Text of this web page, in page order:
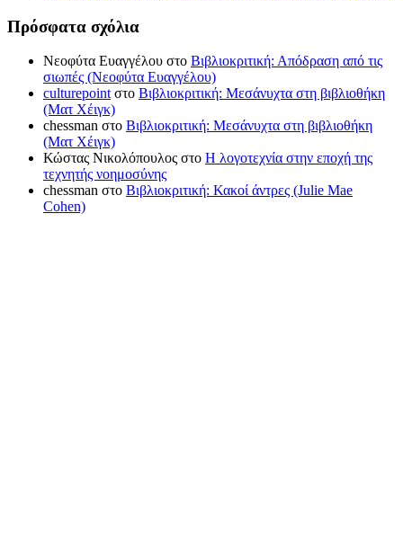
Πρόσφατα σχόλια
Νεοφύτα Ευαγγέλου στο Βιβλιοκριτική: Απόδραση από τις
σιωπές (Νεοφύτα Ευαγγέλου)
culturepoint στο Βιβλιοκριτική: Μεσάνυχτα στη βιβλιοθήκη
(Ματ Χέιγκ)
chessman στο Βιβλιοκριτική: Μεσάνυχτα στη βιβλιοθήκη
(Ματ Χέιγκ)
Κώστας Νικολόπουλος στο Η λογοτεχνία στην εποχή της
τεχνητής νοημοσύνης
chessman στο Βιβλιοκριτική: Κακοί άντρες (Julie Mae
Cohen)